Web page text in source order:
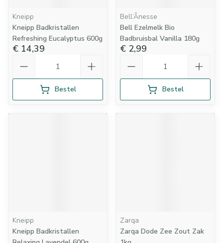
Kneipp
Kneipp Badkristallen
Refreshing Eucalyptus 600g
€ 14,39
Bestel
Bell’Ânesse
Bell Ezelmelk Bio
Badbruisbal Vanilla 180g
€ 2,99
Bestel
Kneipp
Kneipp Badkristallen
Zarqa
Zarqa Dode Zee Zout Zak